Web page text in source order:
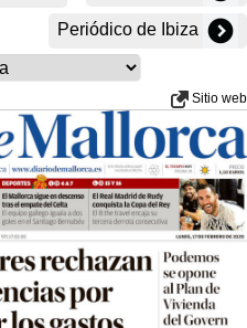
Periódico de Ibiza
Sitio web